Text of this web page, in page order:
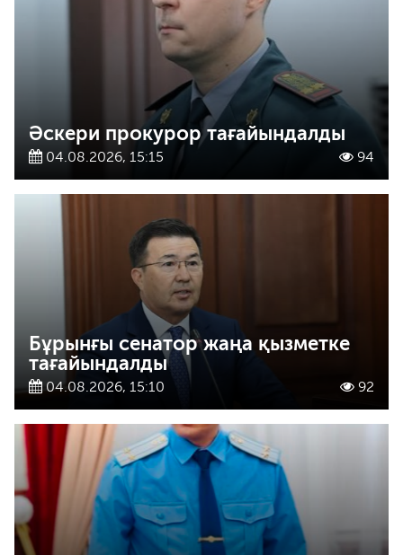
Әскери прокурор тағайындалды
04.08.2026, 15:15 94
Бұрынғы сенатор жаңа қызметке
тағайындалды
04.08.2026, 15:10 92